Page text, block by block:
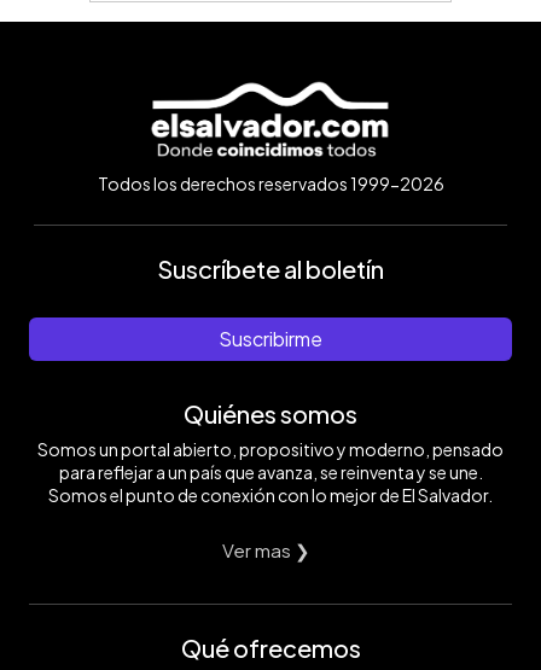
Todos los derechos reservados 1999-2026
Suscríbete al boletín
Suscribirme
Quiénes somos
Somos un portal abierto, propositivo y moderno, pensado
para reflejar a un país que avanza, se reinventa y se une.
Somos el punto de conexión con lo mejor de El Salvador.
Ver mas ❯
Qué ofrecemos